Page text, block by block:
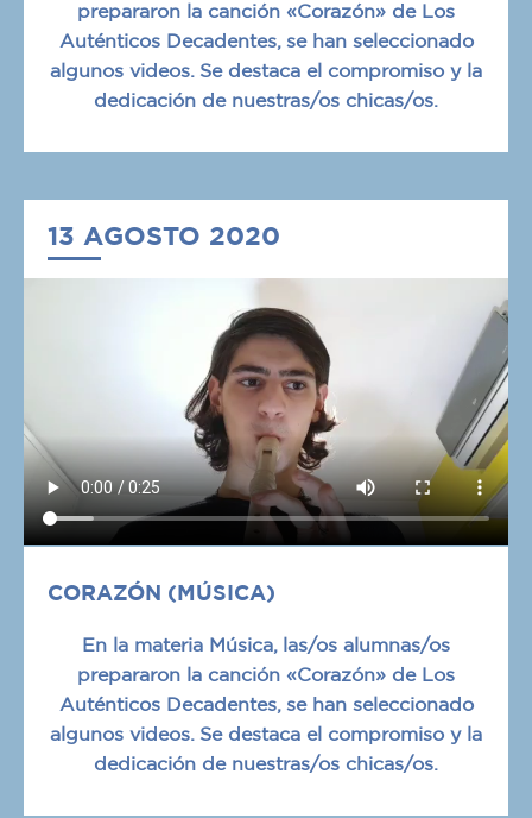
prepararon la canción «Corazón» de Los
Auténticos Decadentes, se han seleccionado
algunos videos. Se destaca el compromiso y la
dedicación de nuestras/os chicas/os.
13 AGOSTO 2020
CORAZÓN (MÚSICA)
En la materia Música, las/os alumnas/os
prepararon la canción «Corazón» de Los
Auténticos Decadentes, se han seleccionado
algunos videos. Se destaca el compromiso y la
dedicación de nuestras/os chicas/os.